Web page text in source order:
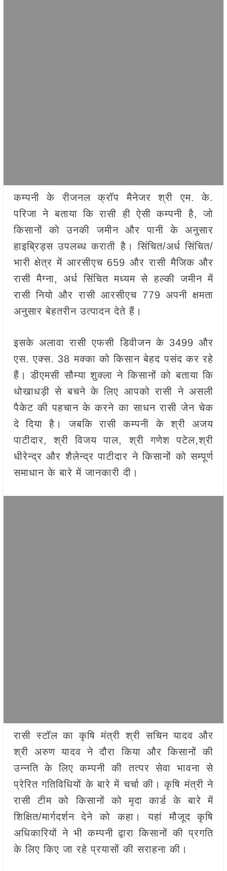
कम्पनी के रीजनल क्रॉप मैनेजर श्री एम. के.
परिजा ने बताया कि रासी ही ऐसी कम्पनी है, जो
किसानों को उनकी जमीन और पानी के अनुसार
हाइब्रिड्स उपलब्ध कराती है। सिंचित/अर्ध सिंचित/
भारी क्षेत्र में आरसीएच 659 और रासी मैजिक और
रासी मैग्ना, अर्ध सिंचित मध्यम से हल्की जमीन में
रासी नियो और रासी आरसीएच 779 अपनी क्षमता
अनुसार बेहतरीन उत्पादन देते हैं।
इसके अलावा रासी एफसी डिवीजन के 3499 और
एस. एक्स. 38 मक्का को किसान बेहद पसंद कर रहे
हैं। डीएमसी सौम्या शुक्ला ने किसानों को बताया कि
धोखाधड़ी से बचने के लिए आपको रासी ने असली
पैकेट की पहचान के करने का साधन रासी जेन चेक
दे दिया है। जबकि रासी कम्पनी के श्री अजय
पाटीदार, श्री विजय पाल, श्री गणेश पटेल,श्री
धीरेन्द्र और शैलेन्द्र पाटीदार ने किसानों को सम्पूर्ण
समाधान के बारे में जानकारी दी।
रासी स्टॉल का कृषि मंत्री श्री सचिन यादव और
श्री अरुण यादव ने दौरा किया और किसानों की
उन्नति के लिए कम्पनी की तत्पर सेवा भावना से
प्रेरित गतिविधियों के बारे में चर्चा की। कृषि मंत्री ने
रासी टीम को किसानों को मृदा कार्ड के बारे में
शिक्षित/मार्गदर्शन देने को कहा। यहां मौजूद कृषि
अधिकारियों ने भी कम्पनी द्वारा किसानों की प्रगति
के लिए किए जा रहे प्रयासों की सराहना की।